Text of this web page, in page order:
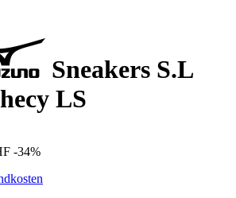
Sneakers S.L
LS
-34%